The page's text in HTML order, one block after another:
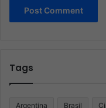
Tags
Argentina Brasil